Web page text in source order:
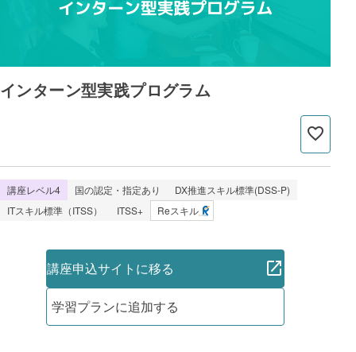
インターン型実践プログラム
講座レベル4 国の認定・指定あり
DX推進スキル標準(DSS-P)
ITスキル標準（ITSS）
ITSS+ Reスキル
講座申込サイトに移る
学習プランに追加する